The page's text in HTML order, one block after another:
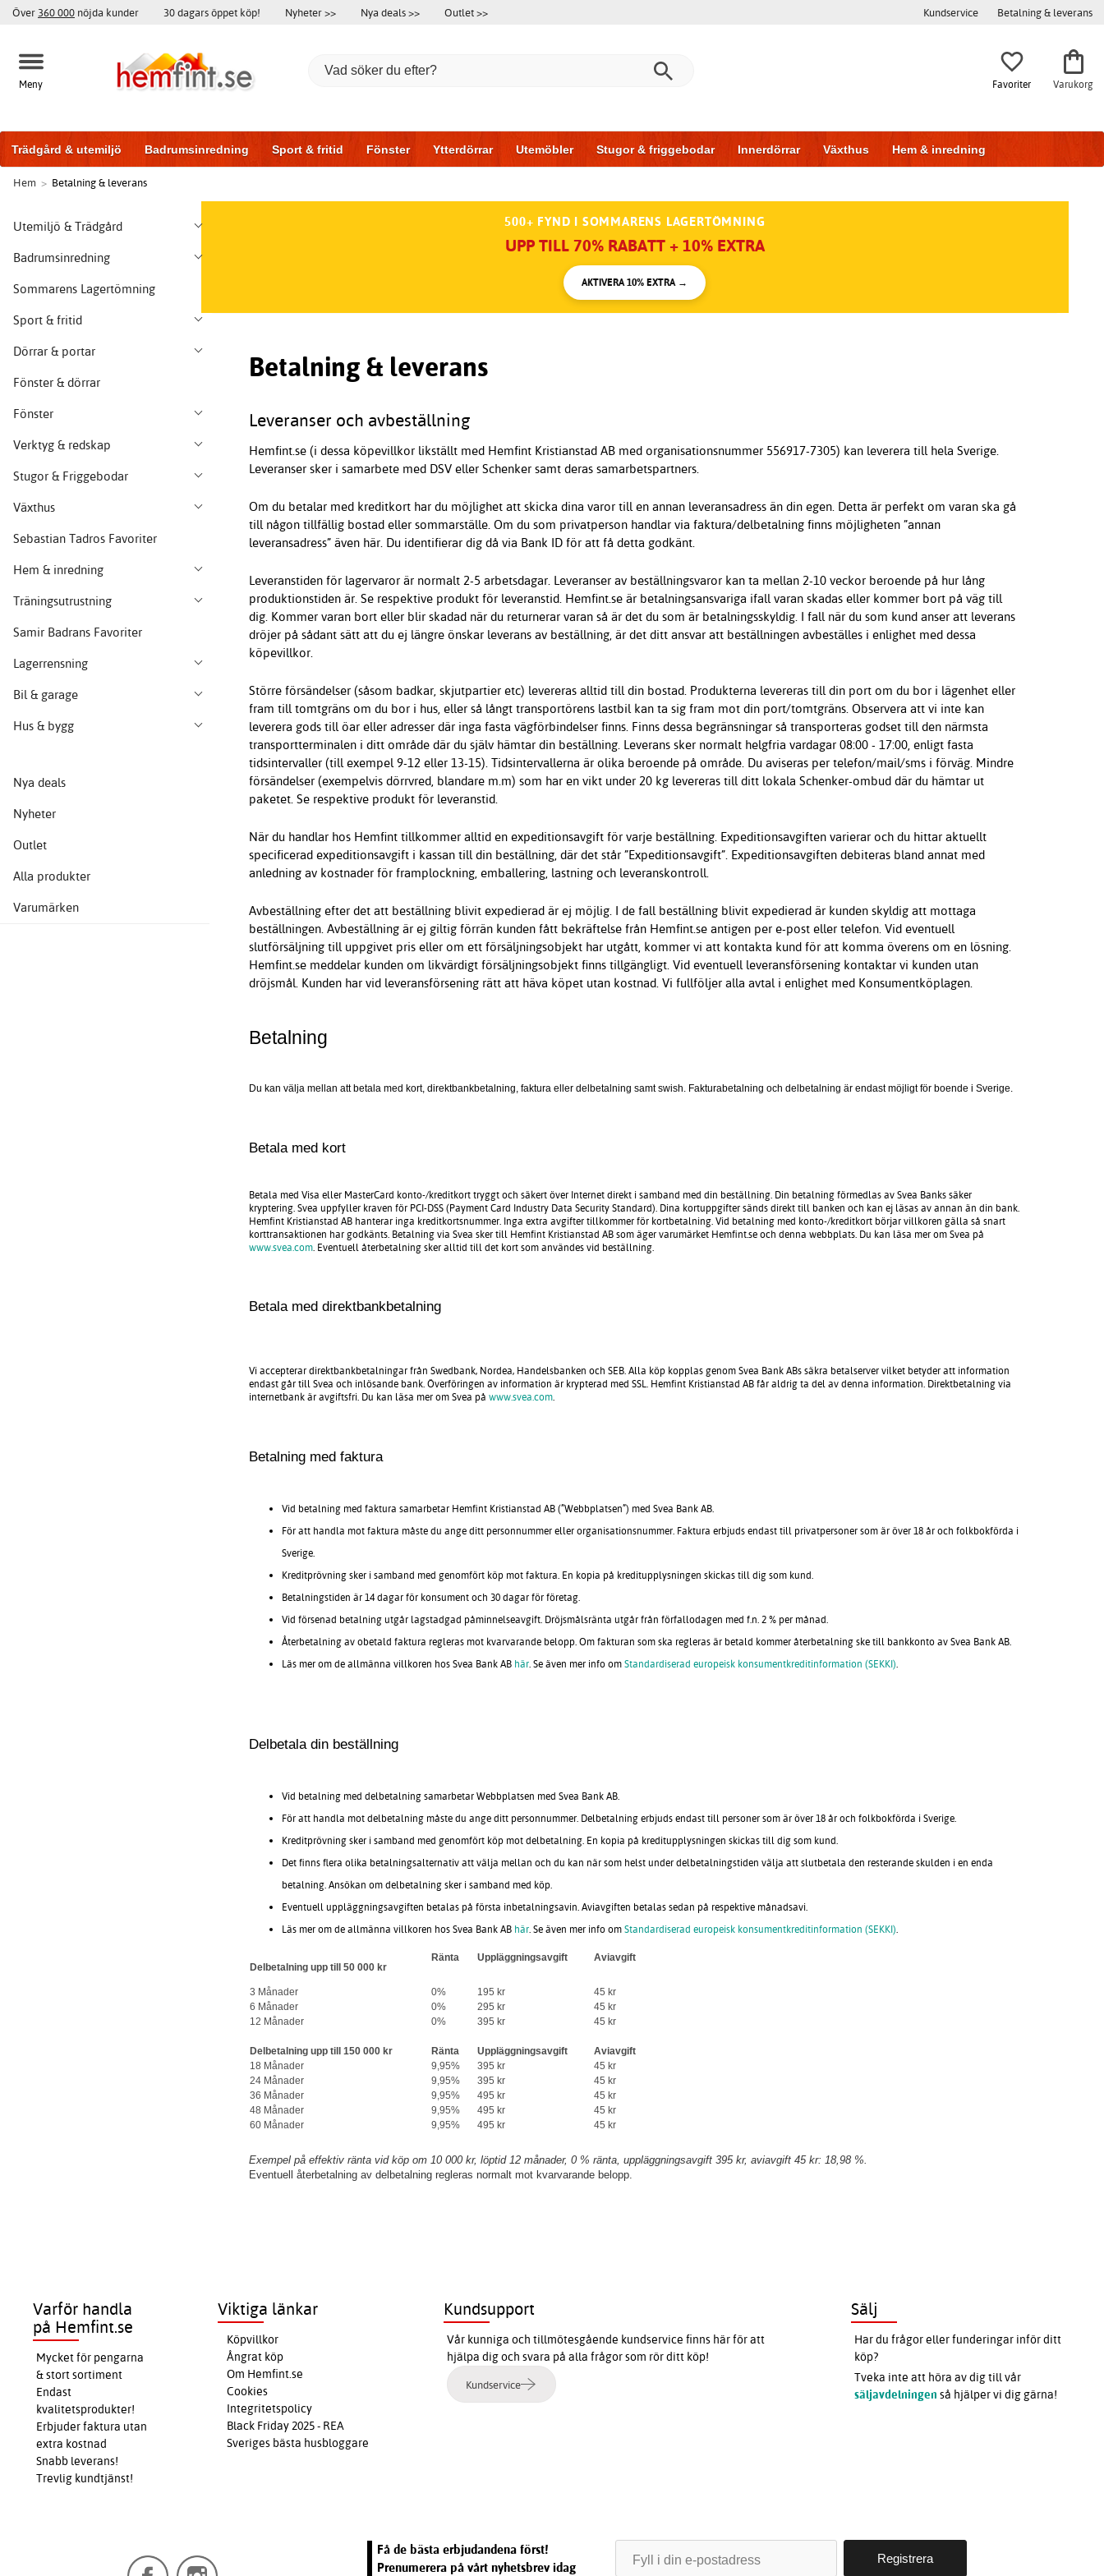
Över 360 000 nöjda kunder 30 dagars öppet köp! Nyheter >> Nya deals >> Outlet >> Kundservice Betalning & leverans
Meny Favoriter Varukorg
Trädgård & utemiljö Badrumsinredning Sport & fritid Fönster Ytterdörrar Utemöbler Stugor & friggebodar Innerdörrar Växthus Hem & inredning
Badrumsmöbler Träningsutrustning
Hem > Betalning & leverans
Utemiljö & Trädgård
Badrumsinredning
Sommarens Lagertömning
Sport & fritid
Dörrar & portar
Fönster & dörrar
Fönster
Verktyg & redskap
Stugor & Friggebodar
Växthus
Sebastian Tadros Favoriter
Hem & inredning
Träningsutrustning
Samir Badrans Favoriter
Lagerrensning
Bil & garage
Hus & bygg
Nya deals
Nyheter
Outlet
Alla produkter
Varumärken
500+ FYND I SOMMARENS LAGERTÖMNING
UPP TILL 70% RABATT + 10% EXTRA
AKTIVERA 10% EXTRA →
Betalning & leverans
Leveranser och avbeställning
Hemfint.se (i dessa köpevillkor likställt med Hemfint Kristianstad AB med organisationsnummer 556917-7305) kan leverera till hela Sverige.
Leveranser sker i samarbete med DSV eller Schenker samt deras samarbetspartners.
Om du betalar med kreditkort har du möjlighet att skicka dina varor till en annan leveransadress än din egen. Detta är perfekt om varan ska gå
till någon tillfällig bostad eller sommarställe. Om du som privatperson handlar via faktura/delbetalning finns möjligheten ”annan
leveransadress” även här. Du identifierar dig då via Bank ID för att få detta godkänt.
Leveranstiden för lagervaror är normalt 2-5 arbetsdagar. Leveranser av beställningsvaror kan ta mellan 2-10 veckor beroende på hur lång
produktionstiden är. Se respektive produkt för leveranstid. Hemfint.se är betalningsansvariga ifall varan skadas eller kommer bort på väg till
dig. Kommer varan bort eller blir skadad när du returnerar varan så är det du som är betalningsskyldig. I fall när du som kund anser att leverans
dröjer på sådant sätt att du ej längre önskar leverans av beställning, är det ditt ansvar att beställningen avbeställes i enlighet med dessa
köpevillkor.
Större försändelser (såsom badkar, skjutpartier etc) levereras alltid till din bostad. Produkterna levereras till din port om du bor i lägenhet eller
fram till tomtgräns om du bor i hus, eller så långt transportörens lastbil kan ta sig fram mot din port/tomtgräns. Observera att vi inte kan
leverera gods till öar eller adresser där inga fasta vägförbindelser finns. Finns dessa begränsningar så transporteras godset till den närmsta
transportterminalen i ditt område där du själv hämtar din beställning. Leverans sker normalt helgfria vardagar 08:00 - 17:00, enligt fasta
tidsintervaller (till exempel 9-12 eller 13-15). Tidsintervallerna är olika beroende på område. Du aviseras per telefon/mail/sms i förväg. Mindre
försändelser (exempelvis dörrvred, blandare m.m) som har en vikt under 20 kg levereras till ditt lokala Schenker-ombud där du hämtar ut
paketet. Se respektive produkt för leveranstid.
När du handlar hos Hemfint tillkommer alltid en expeditionsavgift för varje beställning. Expeditionsavgiften varierar och du hittar aktuellt
specificerad expeditionsavgift i kassan till din beställning, där det står ”Expeditionsavgift”. Expeditionsavgiften debiteras bland annat med
anledning av kostnader för framplockning, emballering, lastning och leveranskontroll.
Avbeställning efter det att beställning blivit expedierad är ej möjlig. I de fall beställning blivit expedierad är kunden skyldig att mottaga
beställningen. Avbeställning är ej giltig förrän kunden fått bekräftelse från Hemfint.se antigen per e-post eller telefon. Vid eventuell
slutförsäljning till uppgivet pris eller om ett försäljningsobjekt har utgått, kommer vi att kontakta kund för att komma överens om en lösning.
Hemfint.se meddelar kunden om likvärdigt försäljningsobjekt finns tillgängligt. Vid eventuell leveransförsening kontaktar vi kunden utan
dröjsmål. Kunden har vid leveransförsening rätt att häva köpet utan kostnad. Vi fullföljer alla avtal i enlighet med Konsumentköplagen.
Betalning
Du kan välja mellan att betala med kort, direktbankbetalning, faktura eller delbetalning samt swish. Fakturabetalning och delbetalning är endast möjligt för boende i Sverige.
Betala med kort
Betala med Visa eller MasterCard konto-/kreditkort tryggt och säkert över Internet direkt i samband med din beställning. Din betalning förmedlas av Svea Banks säker
kryptering. Svea uppfyller kraven för PCI-DSS (Payment Card Industry Data Security Standard). Dina kortuppgifter sänds direkt till banken och kan ej läsas av annan än din bank.
Hemfint Kristianstad AB hanterar inga kreditkortsnummer. Inga extra avgifter tillkommer för kortbetalning. Vid betalning med konto-/kreditkort börjar villkoren gälla så snart
korttransaktionen har godkänts. Betalning via Svea sker till Hemfint Kristianstad AB som äger varumärket Hemfint.se och denna webbplats. Du kan läsa mer om Svea på
www.svea.com . Eventuell återbetalning sker alltid till det kort som användes vid beställning.
Betala med direktbankbetalning
Vi accepterar direktbankbetalningar från Swedbank, Nordea, Handelsbanken och SEB. Alla köp kopplas genom Svea Bank ABs säkra betalserver vilket betyder att information
endast går till Svea och inlösande bank. Överföringen av information är krypterad med SSL. Hemfint Kristianstad AB får aldrig ta del av denna information. Direktbetalning via
internetbank är avgiftsfri. Du kan läsa mer om Svea påwww.svea.com.
Betalning med faktura
Vid betalning med faktura samarbetar Hemfint Kristianstad AB (”Webbplatsen”) med Svea Bank AB.
För att handla mot faktura måste du ange ditt personnummer eller organisationsnummer. Faktura erbjuds endast till privatpersoner som är över 18 år och folkbokförda i
Sverige.
Kreditprövning sker i samband med genomfört köp mot faktura. En kopia på kreditupplysningen skickas till dig som kund.
Betalningstiden är 14 dagar för konsument och 30 dagar för företag.
Vid försenad betalning utgår lagstadgad påminnelseavgift. Dröjsmålsränta utgår från förfallodagen med f.n. 2 % per månad.
Återbetalning av obetald faktura regleras mot kvarvarande belopp. Om fakturan som ska regleras är betald kommer återbetalning ske till bankkonto av Svea Bank AB.
Läs mer om de allmänna villkoren hos Svea Bank AB här . Se även mer info omStandardiserad europeisk konsumentkreditinformation (SEKKI)
Delbetala din beställning
Vid betalning med delbetalning samarbetar Webbplatsen med Svea Bank AB.
För att handla mot delbetalning måste du ange ditt personnummer. Delbetalning erbjuds endast till personer som är över 18 år och folkbokförda i Sverige.
Kreditprövning sker i samband med genomfört köp mot delbetalning. En kopia på kreditupplysningen skickas till dig som kund.
Det finns flera olika betalningsalternativ att välja mellan och du kan när som helst under delbetalningstiden välja att slutbetala den resterande skulden i en enda
betalning. Ansökan om delbetalning sker i samband med köp.
Eventuell uppläggningsavgiften betalas på första inbetalningsavin. Aviavgiften betalas sedan på respektive månadsavi.
Läs mer om de allmänna villkoren hos Svea Bank AB här. Se även mer info omStandardiserad europeisk konsumentkreditinformation (SEKKI).
Delbetalning upp till 50 000 kr
Ränta Uppläggningsavgift Aviavgift
3 Månader 0% 195 kr
45 kr
6 Månader
0% 295 kr
45 kr
12 Månader
0% 395 kr 45 kr
Delbetalning upp till 150 000 kr Ränta Uppläggningsavgift
Aviavgift
18 Månader
9,95% 395 kr
45 kr
24 Månader
9,95% 395 kr
45 kr
36 Månader
9,95% 495 kr
45 kr
48 Månader
9,95% 495 kr
45 kr
60 Månader
9,95% 495 kr 45 kr
Exempel på effektiv ränta vid köp om 10 000 kr, löptid 12 månader, 0 % ränta, uppläggningsavgift 395 kr, aviavgift 45 kr: 18,98 %.
Eventuell återbetalning av delbetalning regleras normalt mot kvarvarande belopp.
Varför handla
på Hemfint.se
Mycket för pengarna
& stort sortiment
Endast
kvalitetsprodukter!
Erbjuder faktura utan
extra kostnad
Snabb leverans!
Trevlig kundtjänst!
Viktiga länkar
Köpvillkor
Ångrat köp
Om Hemfint.se
Cookies
Integritetspolicy
Black Friday 2025 - REA
Sveriges bästa husbloggare
Kundsupport
Vår kunniga och tillmötesgående kundservice finns här för att
hjälpa dig och svara på alla frågor som rör ditt köp!
Kundservice
Sälj
Har du frågor eller funderingar inför ditt
köp?
Tveka inte att höra av dig till vår
säljavdelningen så hjälper vi dig gärna!
Få de bästa erbjudandena först!
Prenumerera på vårt nyhetsbrev idag